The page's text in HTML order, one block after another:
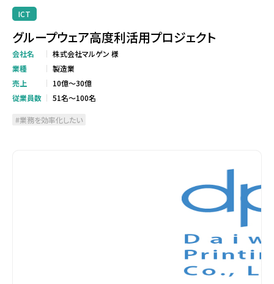
ICT
グループウェア高度利活用プロジェクト
会社名
株式会社マルゲン 様
業種
製造業
売上
10億～30億
従業員数
51名～100名
業務を効率化したい